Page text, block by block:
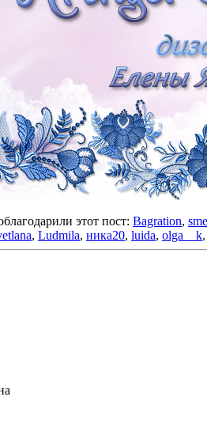
этот пост: Bagration,
, Ludmila, ника20, luida, olga__k